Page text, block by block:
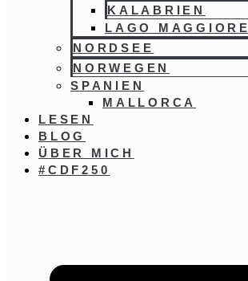
KALABRIEN
LAGO MAGGIORE
NORDSEE
NORWEGEN
SPANIEN
MALLORCA
LESEN
BLOG
ÜBER MICH
#CDF250